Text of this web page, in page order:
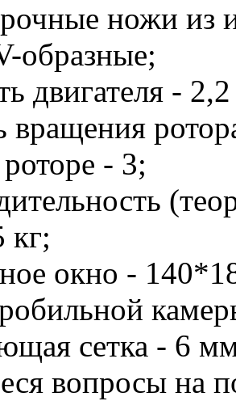
ножи из
образные;
двигателя -
вращения
- 3;
кг;
окно -
сетка - 6
вопросы на